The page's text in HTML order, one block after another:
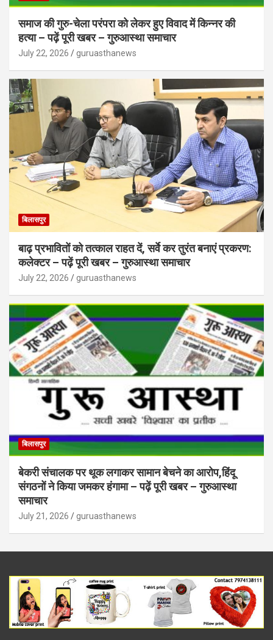
समाज की गुरु-चेला परंपरा को लेकर हुए विवाद में किन्नर की
हत्या – पढ़ें पूरी खबर – गुरुआस्था समाचार
July 22, 2026 guruasthanews
बिलासपुर
बाढ़ प्रभावितों को तत्काल राहत दें, सर्वे कर तुरंत बनाएं प्रकरण:
कलेक्टर – पढ़ें पूरी खबर – गुरुआस्था समाचार
July 22, 2026 guruasthanews
बिलासपुर
बेकरी संचालक पर थूक लगाकर सामान बेचने का आरोप,हिंदू
संगठनों ने किया जमकर हंगामा – पढ़ें पूरी खबर – गुरुआस्था
समाचार
July 21, 2026 guruasthanews